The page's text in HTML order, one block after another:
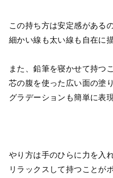
この持ち方は安定感があるの
細かい線も太い線も自在に
また、鉛筆を寝かせて持つ
芯の腹を使った広い面の塗
グラデーションも簡単に表
やり方は手のひらに力を入
リラックスして持つことが